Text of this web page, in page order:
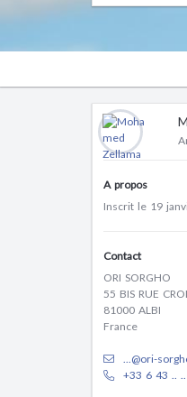
A propos
Inscrit le 19
Contact
ORI SORGHO
55 BIS RUE
81000 ALBI
France
...@ori-
+33 6 43 .. ..